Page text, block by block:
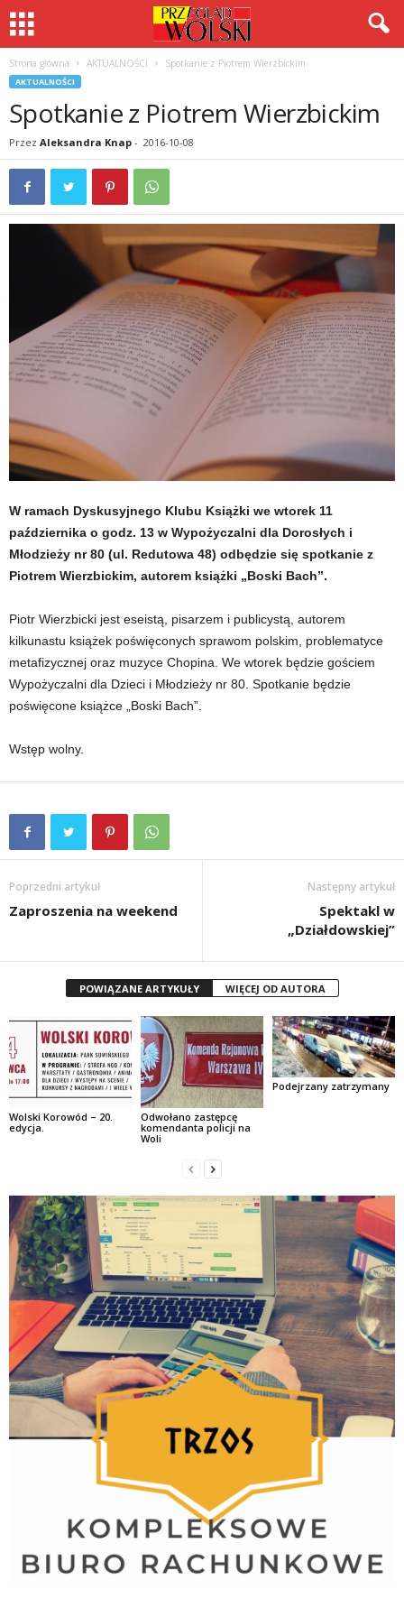
Strona główna AKTUALNOŚCI Spotkanie z Piotrem Wierzbickim
AKTUALNOŚCI
Spotkanie z Piotrem Wierzbickim
Przez Aleksandra Knap - 2016-10-08
W ramach Dyskusyjnego Klubu Książki we wtorek 11
października o godz. 13 w Wypożyczalni dla Dorosłych i
Młodzieży nr 80 (ul. Redutowa 48) odbędzie się spotkanie z
Piotrem Wierzbickim, autorem książki „Boski Bach”.
Piotr Wierzbicki jest eseistą, pisarzem i publicystą, autorem
kilkunastu książek poświęconych sprawom polskim, problematyce
metafizycznej oraz muzyce Chopina. We wtorek będzie gościem
Wypożyczalni dla Dzieci i Młodzieży nr 80. Spotkanie będzie
poświęcone książce „Boski Bach”.
Wstęp wolny.
Poprzedni artykuł
Zaproszenia na weekend
Następny artykuł
Spektakl w
„Działdowskiej”
POWIĄZANE ARTYKUŁY WIĘCEJ OD AUTORA
Wolski Korowód – 20.
edycja.
Odwołano zastępcę
komendanta policji na
Woli
Podejrzany zatrzymany